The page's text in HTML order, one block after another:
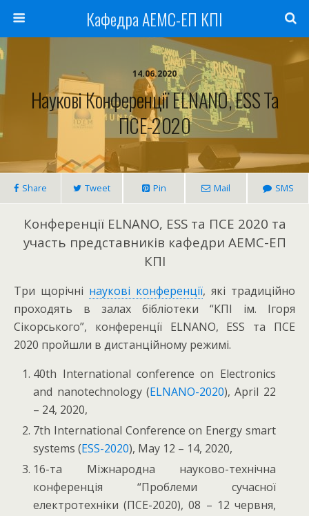
Кафедра АЕМС-ЕП КПІ
14.06.2020
Наукові Конференції ELNANO, ESS Та
ПСЕ-2020
Share Tweet Pin Mail SMS
Конференції ELNANO, ESS та ПСЕ 2020 та
участь представників кафедри АЕМС-ЕП
КПІ
Три щорічні наукові конференції, які традиційно
проходять в залах бібліотеки “КПІ ім. Ігоря
Сікорського”, конференції ELNANO, ESS та ПСЕ
2020 пройшли в дистанційному режимі.
40th International сonference on Electronics
and nanotechnology (ELNANO-2020), April 22
– 24, 2020,
7th International Conference on Energy smart
systems (ESS-2020), May 12 – 14, 2020,
16-та Міжнародна науково-технічна
конференція “Проблеми сучасної
електротехніки (ПСЕ-2020), 08 – 12 червня,